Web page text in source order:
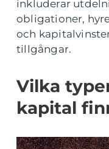
inkluderar
obligationer,
och
tillgångar.
Vilka
kapital